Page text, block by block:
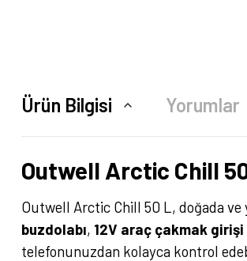
Ürün Bilgisi Yorumlar
Outwell Arctic Chill
Outwell Arctic Chill 50 L, doğada
buzdolabı, 12V araç çakmak girişi
telefonunuzdan kolayca kontrol